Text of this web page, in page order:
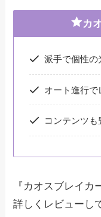
カ
派手で個性の
オート進行
コンテンツも
『カオスブレイ
詳しくレビューし